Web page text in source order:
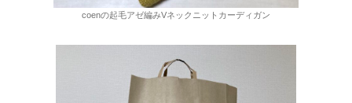
coenの起毛アゼ編みVネックニットカーディガン